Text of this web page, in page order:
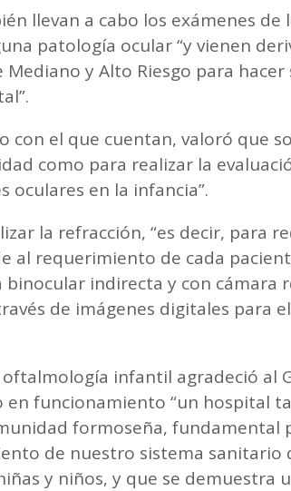
llevan a cabo los exámenes de
patología ocular “y vienen
y Alto Riesgo para hacer
con el que cuentan, valoró que
como para realizar la
oculares en la infancia”.
la refracción, “es decir, para
al requerimiento de cada
indirecta y con cámara
de imágenes digitales para
infantil agradeció al
en funcionamiento “un hospital
formoseña, fundamental
de nuestro sistema sanitario
y niños, y que se demuestra